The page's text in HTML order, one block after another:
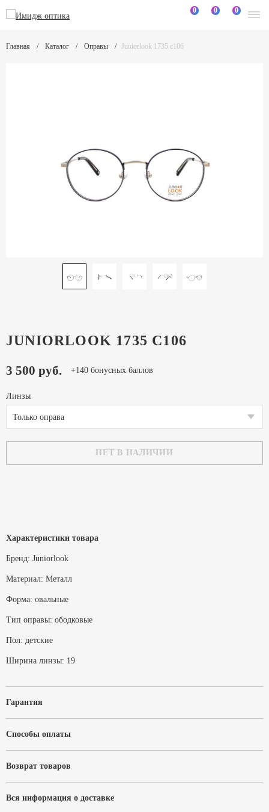
0 0 0
Главная Каталог Оправы Juniorlook 1735 c106
JUNIORLOOK 1735 C106
3 500 руб. +140 бонусных баллов
Линзы
Только оправа
НЕТ В НАЛИЧИИ
Характеристики товара
Бренд: Juniorlook
Материал: Металл
Форма: овальные
Тип оправы: ободковые
Пол: детские
Ширина линзы: 19
Гарантия
Способы оплаты
Возврат товаров
Вся информация о доставке